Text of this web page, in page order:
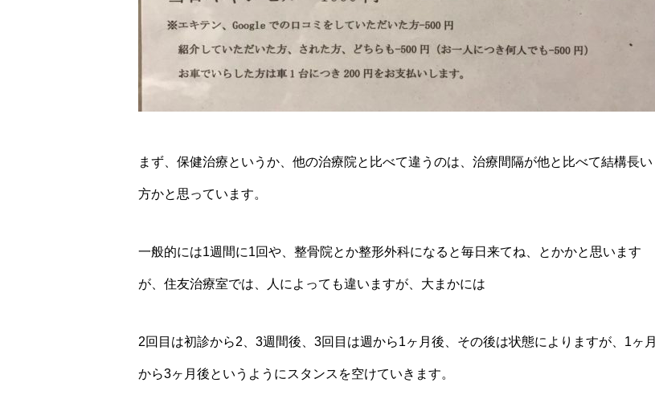
まず、保健治療というか、他の治療院と比べて違うのは、治療間隔が他と比べて結構長い
方かと思っています。
一般的には1週間に1回や、整骨院とか整形外科になると毎日来てね、とかかと思います
が、住友治療室では、人によっても違いますが、大まかには
2回目は初診から2、3週間後、3回目は週から1ヶ月後、その後は状態によりますが、1ヶ月
から3ヶ月後というようにスタンスを空けていきます。